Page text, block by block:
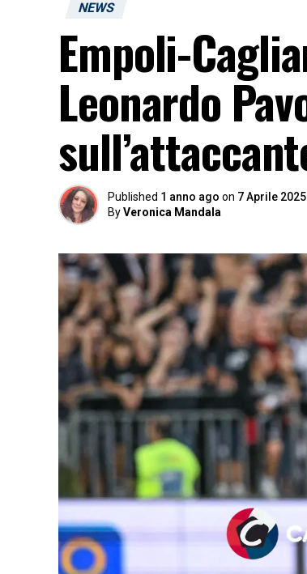
NEWS
Empoli-
Leonardo
Published 1 anno ago on 7 Aprile 2025
ByVeronica Mandala